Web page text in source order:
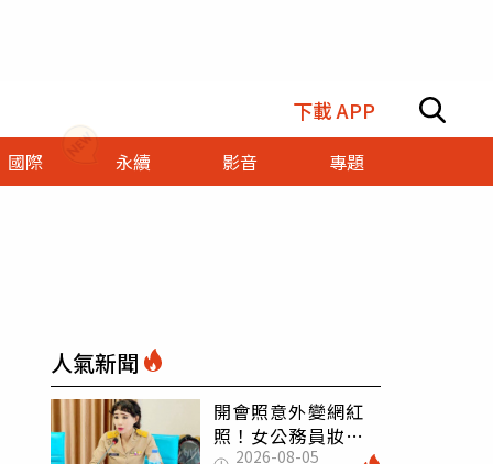
下載 APP
國際 永續 影音 專題
人氣新聞
開會照意外變網紅
照！女公務員妝容
2026-08-05